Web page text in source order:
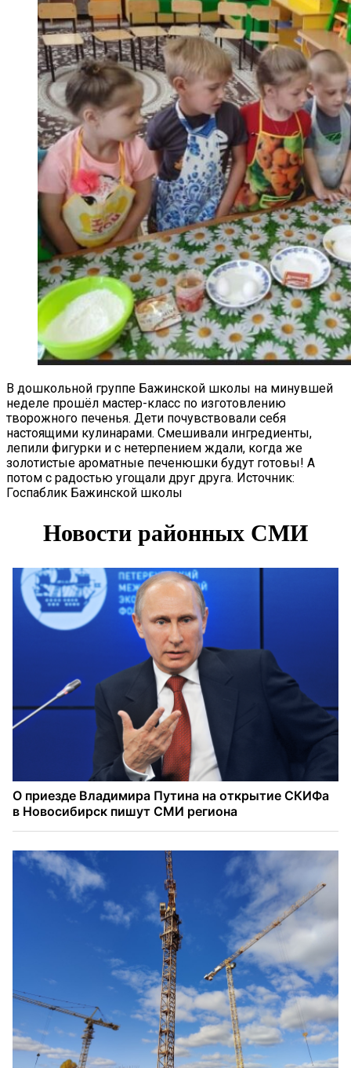
В дошкольной группе Бажинской школы на минувшей
неделе прошёл мастер-класс по изготовлению
творожного печенья. Дети почувствовали себя
настоящими кулинарами. ‍Смешивали ингредиенты,
лепили фигурки и с нетерпением ждали, когда же
золотистые ароматные печенюшки будут готовы! А
потом с радостью угощали друг друга. Источник:
Госпаблик Бажинской школы